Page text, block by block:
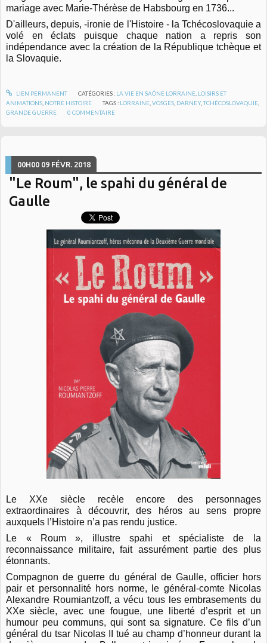
mariage avec Marie-Thérèse de Habsbourg en 1736...
D'ailleurs, depuis, -ironie de l'Histoire - la Tchécoslovaquie a
volé en éclats puisque chaque nation a repris son
indépendance avec la création de la République tchèque et
la Slovaquie.
LIEN PERMANENT CATÉGORIES : LA VIE EN SAÔNE LORRAINE, LOISIRS ET
ANIMATIONS NOTRE HISTOIRE TAGS : LORRAINE ,VOSGES DARNEY,TCHÉCOSLOVAQUIE
GRANDE GUERRE
0 COMMENTAIRE
00H00 09 FÉVR. 2018
"Le Roum", le spahi du général de
Gaulle
Le XXe siècle recèle encore des personnages
extraordinaires à découvrir, des héros au sens propre
auxquels l’Histoire n’a pas rendu justice.
Le « Roum », illustre spahi et spécialiste de la
reconnaissance militaire, fait assurément partie des plus
étonnants.
Compagnon de guerre du général de Gaulle, officier hors
pair et personnalité hors norme, le général-comte Nicolas
Alexandre Roumiantzoff, a vécu tous les embrasements du
XXe siècle, avec une fougue, une liberté d’esprit et un
humour peu communs, qui sont sa signature. Ce fils d’un
général du tsar Nicolas II tué au champ d’honneur durant la